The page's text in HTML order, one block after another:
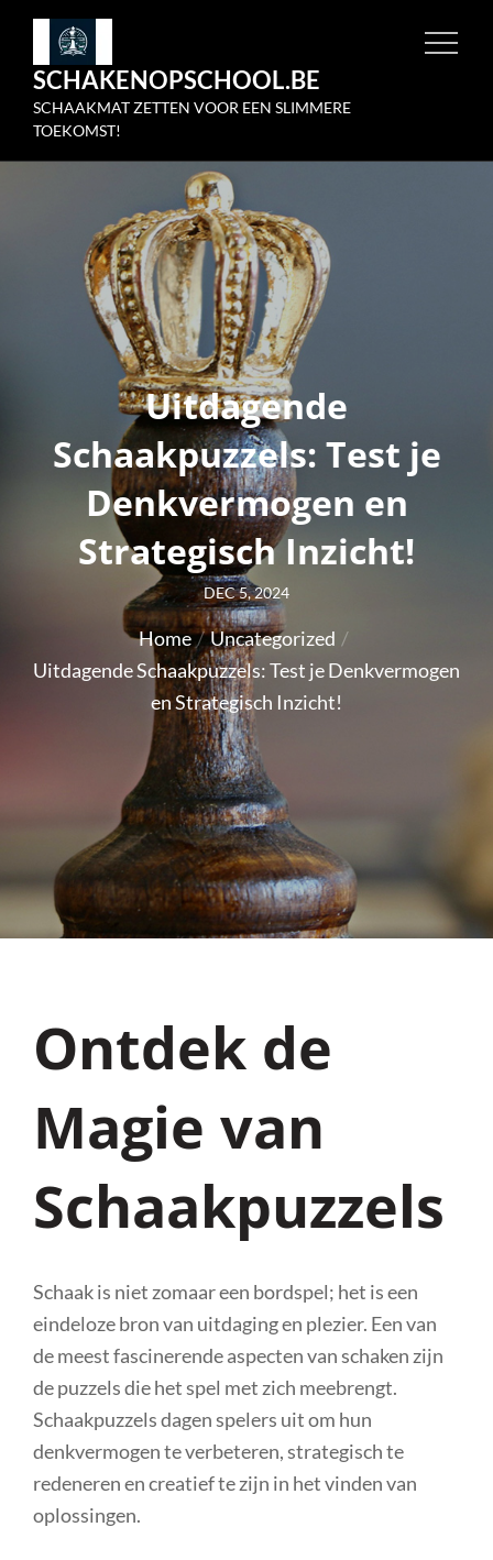
Skip
contentSCHAKENOPSCHOOL.BE
SCHAAKMAT ZETTEN VOOR EEN SLIMMERE
TOEKOMST!
Uitdagende
Schaakpuzzels: Test je
Denkvermogen en
Strategisch Inzicht!
Posted
on
DEC 5, 2024
Home
Uncategorized
Uitdagende Schaakpuzzels: Test je Denkvermogen
en Strategisch Inzicht!
Ontdek de
Magie van
Schaakpuzzels
Schaak is niet zomaar een bordspel; het is een
eindeloze bron van uitdaging en plezier. Een van
de meest fascinerende aspecten van schaken zijn
de puzzels die het spel met zich meebrengt.
Schaakpuzzels dagen spelers uit om hun
denkvermogen te verbeteren, strategisch te
redeneren en creatief te zijn in het vinden van
oplossingen.